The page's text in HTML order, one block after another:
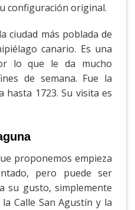
configuración original.
ciudad más poblada de
canario. Es una
lo que le da mucho
de semana. Fue la
hasta 1723. Su visita es
proponemos empieza
pero puede ser
su gusto, simplemente
Calle San Agustín y la